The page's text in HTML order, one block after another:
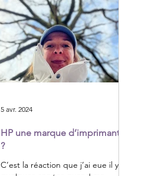
HP une marque d’imprimante
?
C’est la réaction que j’ai eue il y a
5 avr. 2024